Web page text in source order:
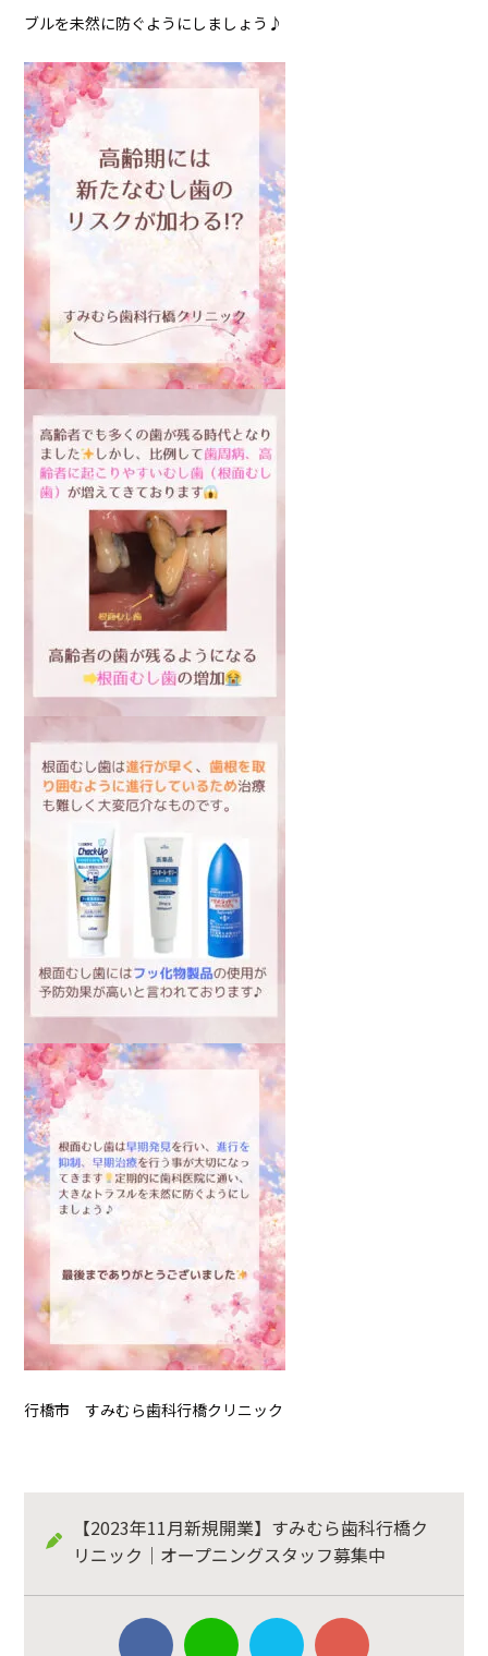
ブルを未然に防ぐようにしましょう♪
行橋市 すみむら歯科行橋クリニック
【2023年11月新規開業】すみむら歯科行橋ク
リニック｜オープニングスタッフ募集中